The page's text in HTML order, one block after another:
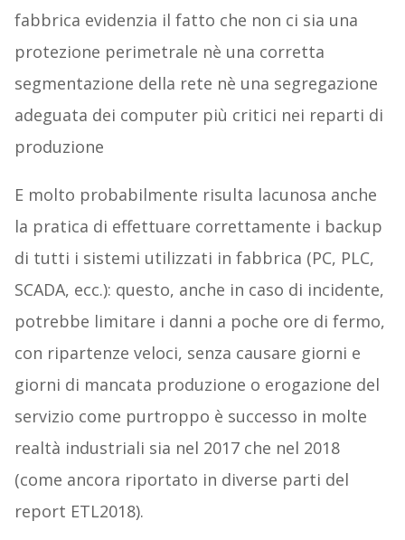
fabbrica evidenzia il fatto che non ci sia una
protezione perimetrale nè una corretta
segmentazione della rete nè una segregazione
adeguata dei computer più critici nei reparti di
produzione
E molto probabilmente risulta lacunosa anche
la pratica di effettuare correttamente i backup
di tutti i sistemi utilizzati in fabbrica (PC, PLC,
SCADA, ecc.): questo, anche in caso di incidente,
potrebbe limitare i danni a poche ore di fermo,
con ripartenze veloci, senza causare giorni e
giorni di mancata produzione o erogazione del
servizio come purtroppo è successo in molte
realtà industriali sia nel 2017 che nel 2018
(come ancora riportato in diverse parti del
report ETL2018).